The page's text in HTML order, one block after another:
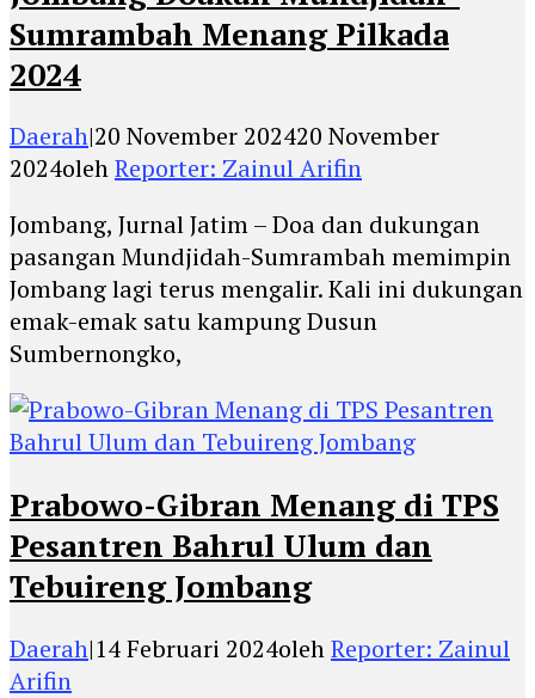
Sumrambah Menang Pilkada
2024
Daerah|20 November 202420 November
2024olehReporter: Zainul Arifin
Jombang, Jurnal Jatim – Doa dan dukungan
pasangan Mundjidah-Sumrambah memimpin
Jombang lagi terus mengalir. Kali ini dukungan
emak-emak satu kampung Dusun
Sumbernongko,
Prabowo-Gibran Menang di TPS
Pesantren Bahrul Ulum dan
Tebuireng Jombang
Daerah|14 Februari 2024olehReporter: Zainul
Arifin